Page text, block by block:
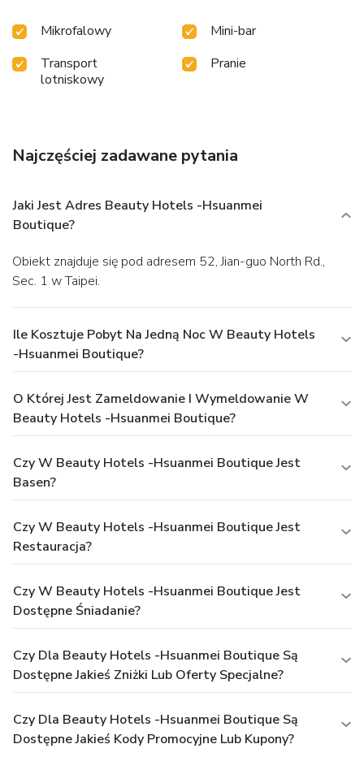
Mikrofalowy
Mini-bar
Transport
lotniskowy
Pranie
Najczęściej zadawane pytania
Jaki Jest Adres Beauty Hotels -Hsuanmei
Boutique?
Obiekt znajduje się pod adresem 52, Jian-guo North Rd.,
Sec. 1 w Taipei.
Ile Kosztuje Pobyt Na Jedną Noc W Beauty Hotels
-Hsuanmei Boutique?
O Której Jest Zameldowanie I Wymeldowanie W
Beauty Hotels -Hsuanmei Boutique?
Czy W Beauty Hotels -Hsuanmei Boutique Jest
Basen?
Czy W Beauty Hotels -Hsuanmei Boutique Jest
Restauracja?
Czy W Beauty Hotels -Hsuanmei Boutique Jest
Dostępne Śniadanie?
Czy Dla Beauty Hotels -Hsuanmei Boutique Są
Dostępne Jakieś Zniżki Lub Oferty Specjalne?
Czy Dla Beauty Hotels -Hsuanmei Boutique Są
Dostępne Jakieś Kody Promocyjne Lub Kupony?